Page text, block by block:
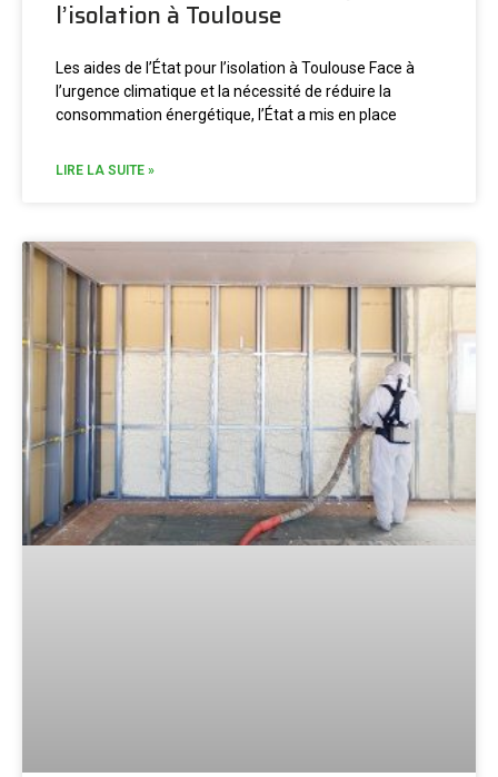
l’isolation à Toulouse
Les aides de l’État pour l’isolation à Toulouse Face à
l’urgence climatique et la nécessité de réduire la
consommation énergétique, l’État a mis en place
LIRE LA SUITE »